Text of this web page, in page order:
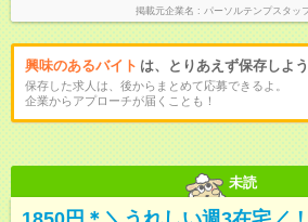
掲載元企業名 パーソルテンプスタッ
興味のあるバイト は、とりあえず保存しよ
保存した求人は、後からまとめて応募できるよ。
企業からアプローチが届くことも！
未読